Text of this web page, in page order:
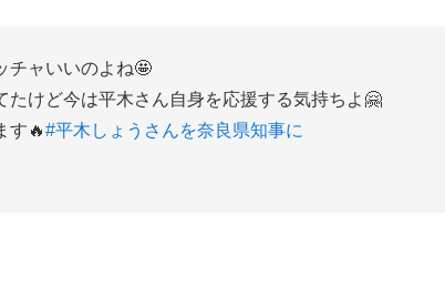
チャいいのよね🤩
けど今は平木さん自身を応援する気持ちよ🤗
す🔥#平木しょうさんを奈良県知事に